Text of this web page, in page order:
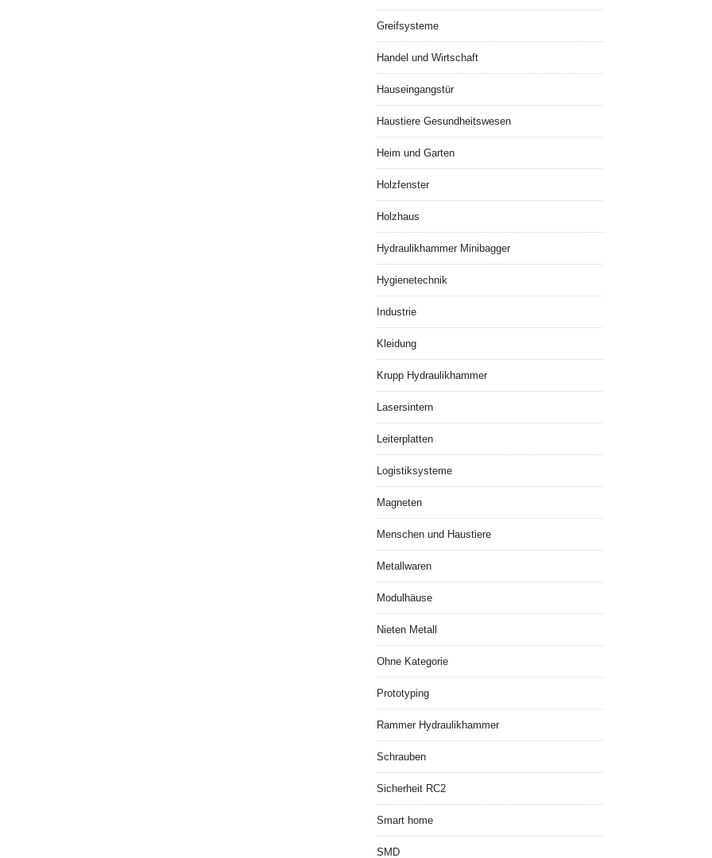
Greifsysteme
Handel und Wirtschaft
Hauseingangstür
Haustiere Gesundheitswesen
Heim und Garten
Holzfenster
Holzhaus
Hydraulikhammer Minibagger
Hygienetechnik
Industrie
Kleidung
Krupp Hydraulikhammer
Lasersintern
Leiterplatten
Logistiksysteme
Magneten
Menschen und Haustiere
Metallwaren
Modulhäuse
Nieten Metall
Ohne Kategorie
Prototyping
Rammer Hydraulikhammer
Schrauben
Sicherheit RC2
Smart home
SMD